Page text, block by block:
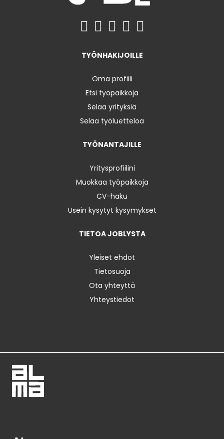
TYÖNHAKIJOILLE
Oma profiili
Etsi työpaikkoja
Selaa yrityksiä
Selaa työluetteloa
TYÖNANTAJILLE
Yritysprofiilini
Muokkaa työpaikkoja
CV-haku
Usein kysytyt kysymykset
TIETOA JOBLYSTA
Yleiset ehdot
Tietosuoja
Ota yhteyttä
Yhteystiedot